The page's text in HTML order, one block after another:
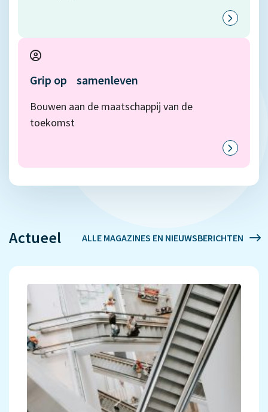
Grip op samenleven
Bouwen aan de maatschappij van de
toekomst
Actueel ALLE MAGAZINES EN NIEUWSBERICHTEN